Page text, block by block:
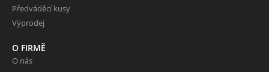
Předváděcí kusy
Výprodej
O FIRMĚ
O nás